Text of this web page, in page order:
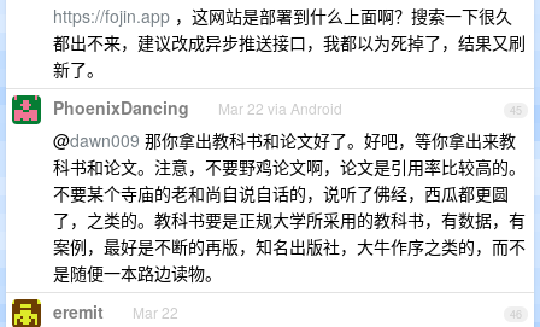
https://fojin.app ，这网站是部署到什么上面啊？搜索一下很久
都出不来，建议改成异步推送接口，我都以为死掉了，结果又刷
新了。
45
PhoenixDancing Mar 22 via Android
@dawn009 那你拿出教科书和论文好了。好吧，等你拿出来教
科书和论文。注意，不要野鸡论文啊，论文是引用率比较高的。
不要某个寺庙的老和尚自说自话的，说听了佛经，西瓜都更圆
了，之类的。教科书要是正规大学所采用的教科书，有数据，有
案例，最好是不断的再版，知名出版社，大牛作序之类的，而不
是随便一本路边读物。
46
eremit Mar 22